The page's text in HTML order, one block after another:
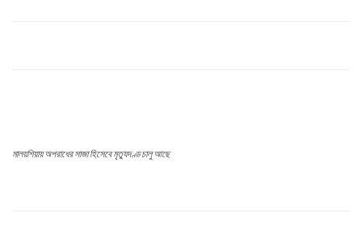
মালয়শিয়ায় অপরাধের সাজা হিসেবে মৃত্যুদণ্ড চালু আছে